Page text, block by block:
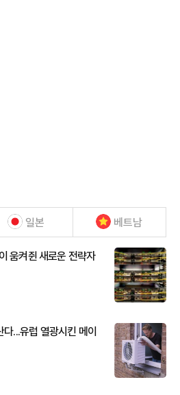
일본 베트남
움켜쥔 새로운 전략자
...유럽 열광시킨 메이